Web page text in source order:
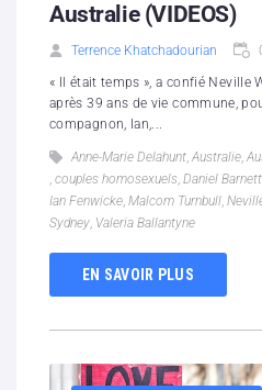
Australie (VIDEOS)
Terrence Khatchadourian
« Il était temps », a confié Neville
après 39 ans de vie commune,
compagnon, Ian,...
Anne-Marie Delahunt, Australie,
, couples homosexuels, Daniel Barnett
Ian Fenwicke, Malcom Turnbull,
Sydney, Valeria Ballantyne
EN SAVOIR PLUS